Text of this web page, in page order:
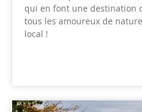
qui en font une destination
tous les amoureux de
local !